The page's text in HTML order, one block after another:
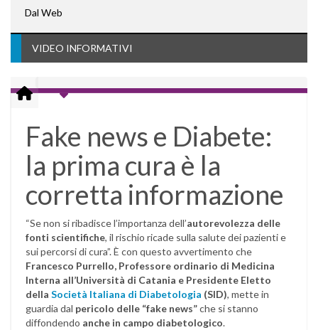
Dal Web
VIDEO INFORMATIVI
Fake news e Diabete:
la prima cura è la
corretta informazione
“Se non si ribadisce l’importanza dell’autorevolezza delle
fonti scientifiche, il rischio ricade sulla salute dei pazienti e
sui percorsi di cura”. È con questo avvertimento che
Francesco Purrello, Professore ordinario di Medicina
Interna all’Università di Catania e Presidente Eletto
della Società Italiana di Diabetologia (SID), mette in
guardia dal pericolo delle “fake news”che si stanno
diffondendo anche in campo diabetologico.